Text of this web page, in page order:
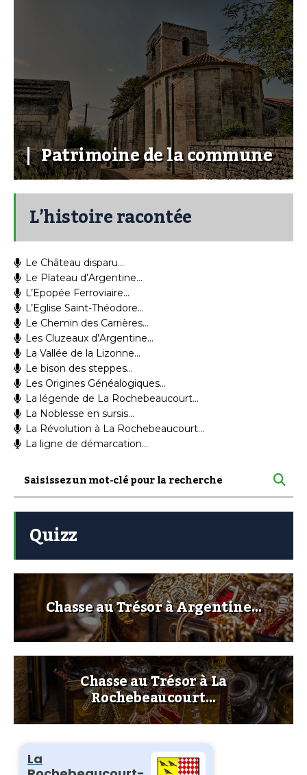
Patrimoine de la commune
L’histoire racontée
Le Château disparu…
Le Plateau d’Argentine…
L’Epopée Ferroviaire…
L’Eglise Saint-Théodore…
Le Chemin des Carrières…
Les Cluzeaux d’Argentine…
La Vallée de la Lizonne…
Le bison des steppes…
Les Origines Généalogiques…
La légende de La Rochebeaucourt…
La Noblesse en sursis…
La Révolution à La Rochebeaucourt…
La ligne de démarcation…
Quizz
Chasse au Trésor à Argentine…
Chasse au Trésor à La
Rochebeaucourt…